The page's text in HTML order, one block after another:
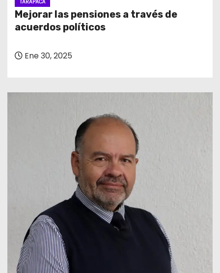
TARAPACÁ
Mejorar las pensiones a través de
acuerdos políticos
Ene 30, 2025